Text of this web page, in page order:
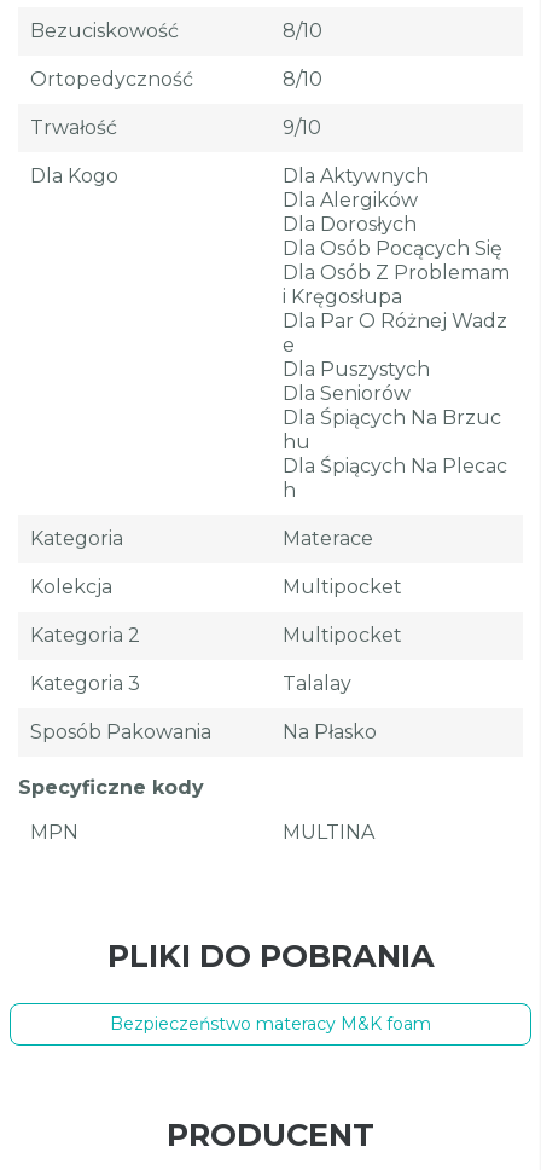
Bezuciskowość 8/10
Ortopedyczność 8/10
Trwałość 9/10
Dla Kogo
Dla Aktywnych
Dla Alergików
Dla Dorosłych
Dla Osób Pocących Się
Dla Osób Z Problemam
I Kręgosłupa
Dla Par O Różnej Wadz
E
Dla Puszystych
Dla Seniorów
Dla Śpiących Na Brzuc
Hu
Dla Śpiących Na Plecac
H
Kategoria Materace
Kolekcja Multipocket
Kategoria 2 Multipocket
Kategoria 3 Talalay
Sposób Pakowania Na Płasko
Specyficzne kody
MPN
MULTINA
PLIKI DO POBRANIA
Bezpieczeństwo materacy M&K foam
PRODUCENT